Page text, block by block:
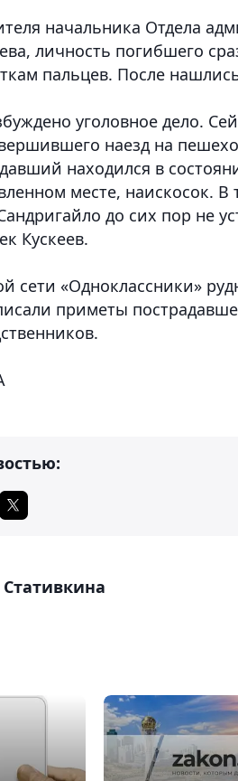
начальника Отдела
личность погибшего
пальцев. После
уголовное дело.
наезд на
находился в
месте, наискосок.
до сих пор не
Кускеев.
сети «Одноклассники»
приметы